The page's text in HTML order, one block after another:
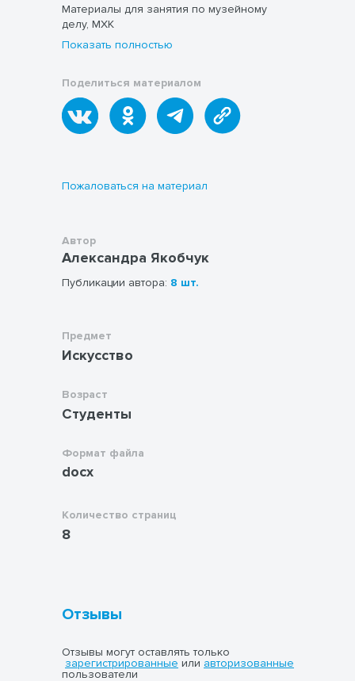
Материалы для занятия по музейному
делу, МХК
Показать полностью
Поделиться материалом
Пожаловаться на материал
Автор
Александра Якобчук
Публикации автора: 8 шт.
Предмет
Искусство
Возраст
Студенты
Формат файла
docx
Количество страниц
8
Отзывы
Отзывы могут оставлять только
зарегистрированные или авторизованные
пользователи